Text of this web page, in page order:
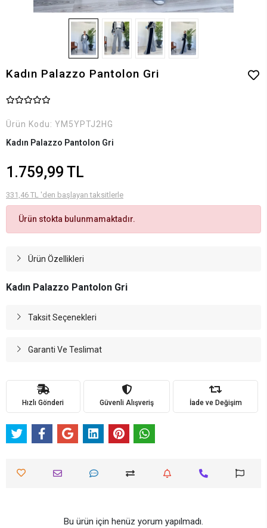
Kadın Palazzo Pantolon Gri
Ürün Kodu: YM5YPTJ2HG
Kadın Palazzo Pantolon Gri
1.759,99 TL
331,46 TL 'den başlayan taksitlerle
Ürün stokta bulunmamaktadır.
Ürün Özellikleri
Kadın Palazzo Pantolon Gri
Taksit Seçenekleri
Garanti Ve Teslimat
Hızlı Gönderi Güvenli Alışveriş İade ve Değişim
Bu ürün için henüz yorum yapılmadı.